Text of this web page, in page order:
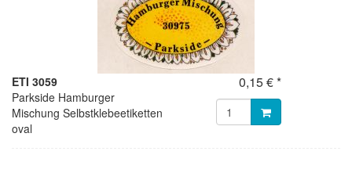
ETI 3059
Parkside Hamburger
Mischung Selbstklebeetiketten
oval
0,15 € *